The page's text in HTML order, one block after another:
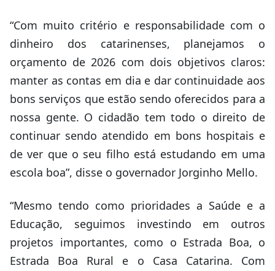
“Com muito critério e responsabilidade com o
dinheiro dos catarinenses, planejamos o
orçamento de 2026 com dois objetivos claros:
manter as contas em dia e dar continuidade aos
bons serviços que estão sendo oferecidos para a
nossa gente. O cidadão tem todo o direito de
continuar sendo atendido em bons hospitais e
de ver que o seu filho está estudando em uma
escola boa”, disse o governador Jorginho Mello.
“Mesmo tendo como prioridades a Saúde e a
Educação, seguimos investindo em outros
projetos importantes, como o Estrada Boa, o
Estrada Boa Rural e o Casa Catarina. Com